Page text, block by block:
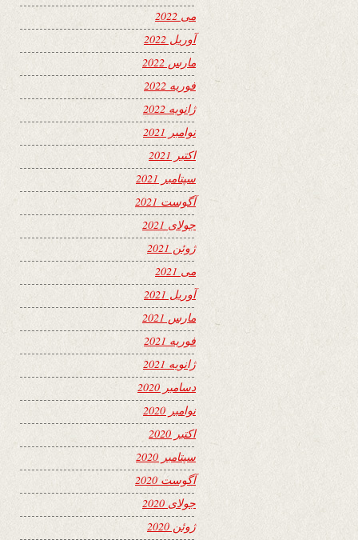
می 2022
آوریل 2022
مارس 2022
فوریه 2022
ژانویه 2022
نوامبر 2021
اکتبر 2021
سپتامبر 2021
آگوست 2021
جولای 2021
ژوئن 2021
می 2021
آوریل 2021
مارس 2021
فوریه 2021
ژانویه 2021
دسامبر 2020
نوامبر 2020
اکتبر 2020
سپتامبر 2020
آگوست 2020
جولای 2020
ژوئن 2020